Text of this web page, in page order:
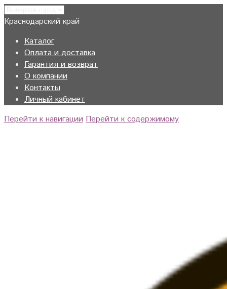
Краснодарский край
Каталог
Оплата и доставка
Гарантия и возврат
О компании
Контакты
Личный кабинет
Перейти к навигации Перейти к содержимому